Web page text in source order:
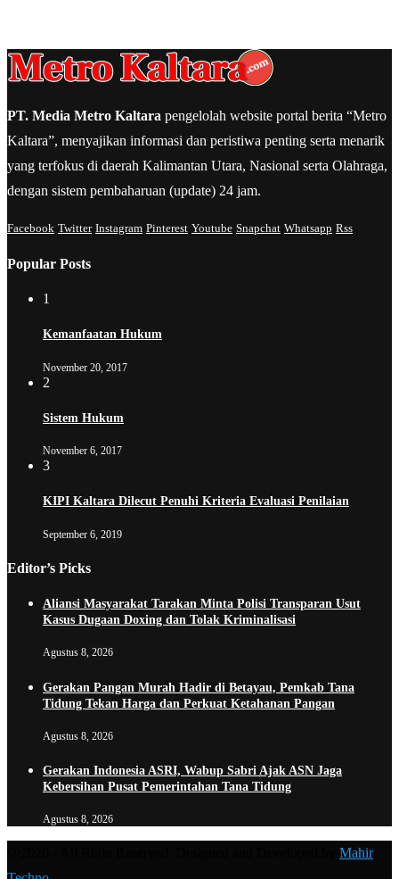
PT. Media Metro Kaltara pengelolah website portal berita “Metro
Kaltara”, menyajikan informasi dan peristiwa penting serta menarik
yang terfokus di daerah Kalimantan Utara, Nasional serta Olahraga,
dengan sistem pembaharuan (update) 24 jam.
Facebook Twitter Instagram Pinterest Youtube Snapchat Whatsapp Rss
Popular Posts
1
Kemanfaatan Hukum
November 20, 2017
2
Sistem Hukum
November 6, 2017
3
KIPI Kaltara Dilecut Penuhi Kriteria Evaluasi Penilaian
September 6, 2019
Editor’s Picks
Aliansi Masyarakat Tarakan Minta Polisi Transparan Usut
Kasus Dugaan Doxing dan Tolak Kriminalisasi
Agustus 8, 2026
Gerakan Pangan Murah Hadir di Betayau, Pemkab Tana
Tidung Tekan Harga dan Perkuat Ketahanan Pangan
Agustus 8, 2026
Gerakan Indonesia ASRI, Wabup Sabri Ajak ASN Jaga
Kebersihan Pusat Pemerintahan Tana Tidung
Agustus 8, 2026
Mahir